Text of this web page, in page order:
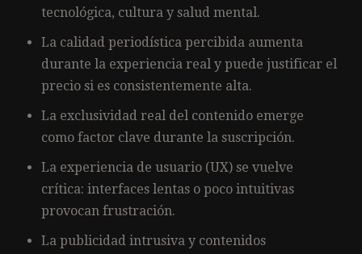
tecnológica, cultura y salud mental.
La calidad periodística percibida aumenta
durante la experiencia real y puede justificar el
precio si es consistentemente alta.
La exclusividad real del contenido emerge
como factor clave durante la suscripción.
La experiencia de usuario (UX) se vuelve
crítica: interfaces lentas o poco intuitivas
provocan frustración.
La publicidad intrusiva y contenidos